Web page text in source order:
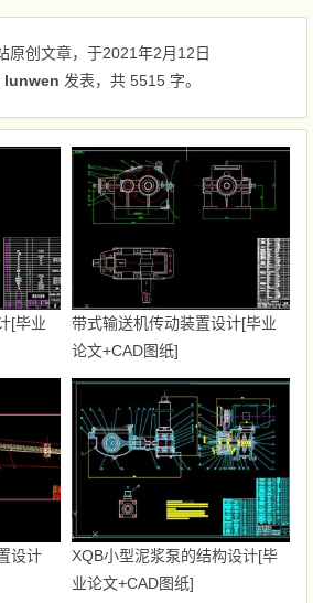
原创文章，于2021年2月12日
lunwen 发表，共 5515 字。
[毕业
带式输送机传动装置设计[毕业
论文+CAD图纸]
设计
XQB小型泥浆泵的结构设计[毕
业论文+CAD图纸]